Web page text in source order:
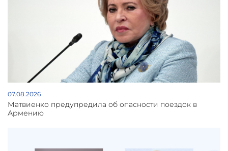
07.08.2026
Матвиенко предупредила об опасности поездок в
Армению